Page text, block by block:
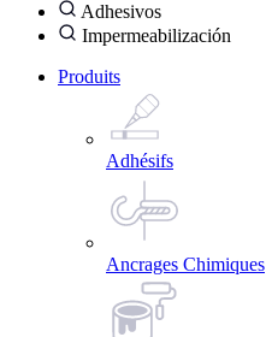
Adhesivos
Impermeabilización
Produits
Adhésifs
Ancrages Chimiques